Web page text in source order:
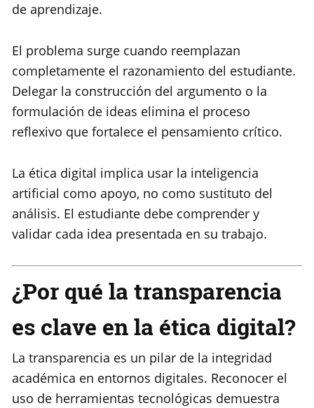
de aprendizaje.
El problema surge cuando reemplazan
completamente el razonamiento del estudiante.
Delegar la construcción del argumento o la
formulación de ideas elimina el proceso
reflexivo que fortalece el pensamiento crítico.
La ética digital implica usar la inteligencia
artificial como apoyo, no como sustituto del
análisis. El estudiante debe comprender y
validar cada idea presentada en su trabajo.
¿Por qué la transparencia
es clave en la ética digital?
La transparencia es un pilar de la integridad
académica en entornos digitales. Reconocer el
uso de herramientas tecnológicas demuestra